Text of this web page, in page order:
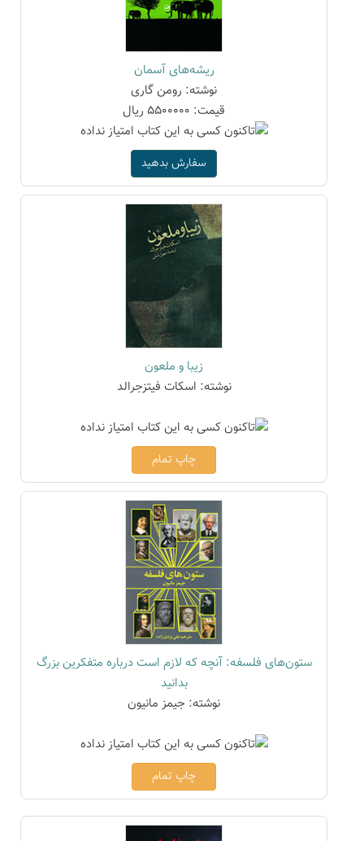
ریشه‌های آسمان
نوشته: رومن گاری
قیمت: 5500000 ریال
سفارش بدهید
زیبا و ملعون
نوشته: اسکات فیتزجرالد
چاپ تمام
ستون‌های فلسفه: آنچه که لازم است درباره متفکرین بزرگ
بدانید
نوشته: جیمز مانیون
چاپ تمام